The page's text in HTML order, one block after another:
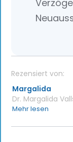
Rezensiert von:
Margalida
Dr. Margalida
Margalida) ist
Fallbearbeitung
Mehr lesen